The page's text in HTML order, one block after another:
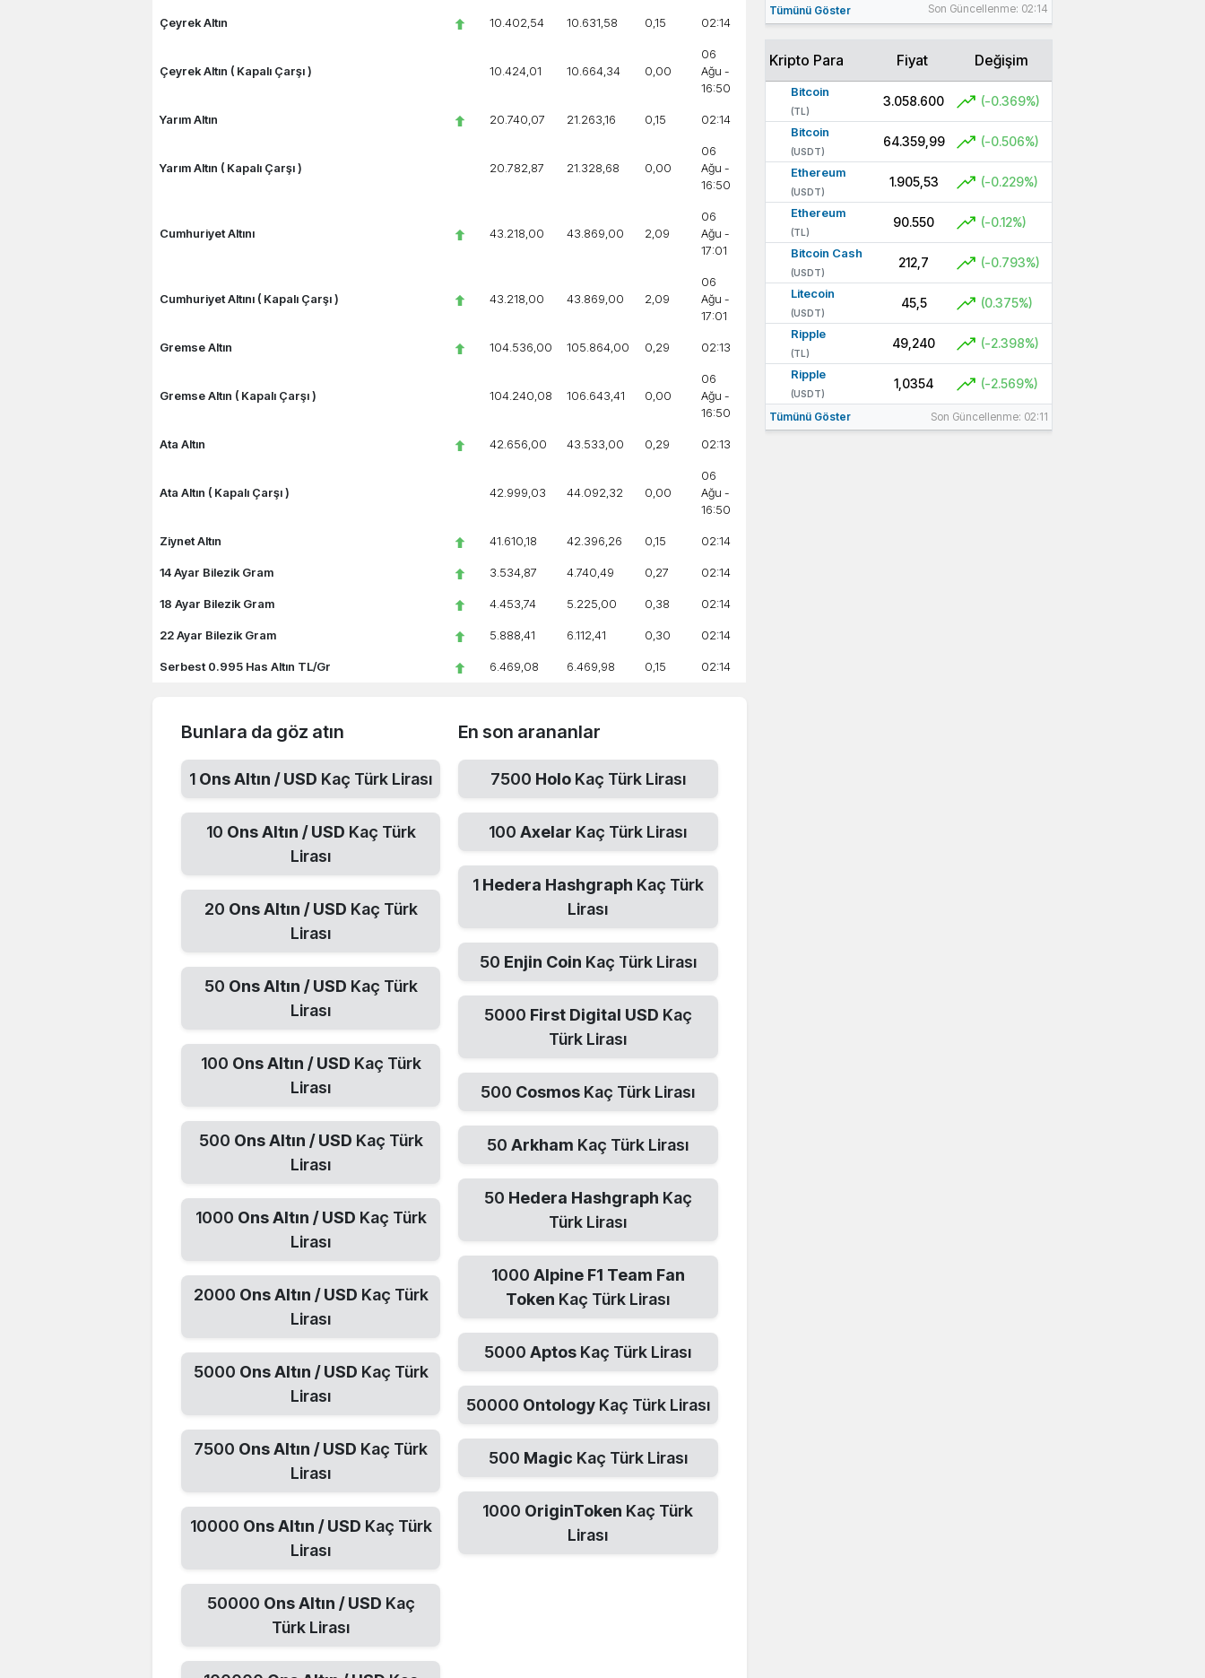
Çeyrek Altın 10.402,54 10.631,58 0,15 02:14
Çeyrek Altın ( Kapalı Çarşı ) 10.424,01 10.664,34 0,00
06
Ağu -
16:50
Yarım Altın 20.740,07 21.263,16 0,15 02:14
Yarım Altın ( Kapalı Çarşı ) 20.782,87 21.328,68 0,00
06
Ağu -
16:50
Cumhuriyet Altını 43.218,00 43.869,00 2,09
06
Ağu -
17:01
Cumhuriyet Altını ( Kapalı Çarşı ) 43.218,00 43.869,00 2,09
06
Ağu -
17:01
Gremse Altın 104.536,00 105.864,00 0,29 02:13
Gremse Altın ( Kapalı Çarşı ) 104.240,08 106.643,41 0,00
06
Ağu -
16:50
Ata Altın 42.656,00 43.533,00 0,29 02:13
Ata Altın ( Kapalı Çarşı ) 42.999,03 44.092,32 0,00
06
Ağu -
16:50
Ziynet Altın 41.610,18 42.396,26 0,15 02:14
14 Ayar Bilezik Gram 3.534,87 4.740,49 0,27 02:14
18 Ayar Bilezik Gram 4.453,74 5.225,00 0,38 02:14
22 Ayar Bilezik Gram 5.888,41 6.112,41 0,30 02:14
Serbest 0.995 Has Altın TL/Gr 6.469,08 6.469,98 0,15 02:14
Bunlara da göz atın
1 Ons Altın / USD Kaç Türk Lirası
10 Ons Altın / USD Kaç Türk
Lirası
20 Ons Altın / USD Kaç Türk
Lirası
50 Ons Altın / USD Kaç Türk
Lirası
100 Ons Altın / USD Kaç Türk
Lirası
500 Ons Altın / USD Kaç Türk
Lirası
1000 Ons Altın / USD Kaç Türk
Lirası
2000 Ons Altın / USD Kaç Türk
Lirası
5000 Ons Altın / USD Kaç Türk
Lirası
7500 Ons Altın / USD Kaç Türk
Lirası
10000 Ons Altın / USD Kaç Türk
Lirası
50000 Ons Altın / USD Kaç
Türk Lirası
En son arananlar
7500 Holo Kaç Türk Lirası
100Axelar Kaç Türk Lirası
1 Hedera Hashgraph Kaç Türk
Lirası
50 Enjin Coin Kaç Türk Lirası
5000 First Digital USD Kaç
Türk Lirası
500 Cosmos Kaç Türk Lirası
50Arkham Kaç Türk Lirası
50 Hedera Hashgraph Kaç
Türk Lirası
1000 Alpine F1 Team Fan
Token Kaç Türk Lirası
5000Aptos Kaç Türk Lirası
50000 Ontology Kaç Türk Lirası
500 Magic Kaç Türk Lirası
1000 OriginToken Kaç Türk
Lirası
Tümünü Göster Son Güncellenme: 02:14
Kripto Para Fiyat Değişim
Bitcoin
(TL)
3.058.600 (-0.369%)
Bitcoin
(USDT)
64.359,99 (-0.506%)
Ethereum
(USDT)
1.905,53 (-0.229%)
Ethereum
(TL)
90.550 (-0.12%)
Bitcoin Cash
(USDT)
212,7 (-0.793%)
Litecoin
(USDT)
45,5 (0.375%)
Ripple
(TL)
49,240 (-2.398%)
Ripple
(USDT)
1,0354 (-2.569%)
Tümünü Göster Son Güncellenme: 02:11